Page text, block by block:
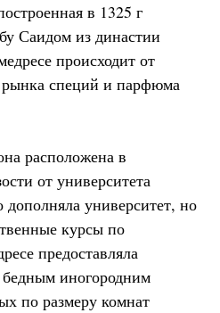
в 1325 г
Саидом из династии
происходит от
специй и парфюма
расположена в
от университета
университет, но
курсы по
предоставляла
иногородним
по размеру комнат